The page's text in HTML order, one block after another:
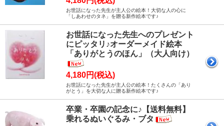
お世話になった先生が主人公の絵本！大切な人の心に
「しあわせのタネ」を贈る新作絵本です♪
お世話になった先生へのプレゼント
にピッタリ♪オーダーメイド絵本
「ありがとうのほん」（大人向け）
4,180円(税込)
お世話になった先生が主人公の絵本！たくさんの「あり
がとう」を大切な人に贈る新作絵本です♪
卒業・卒園の記念に♪【送料無料】
乗れるぬいぐるみ・ブタ